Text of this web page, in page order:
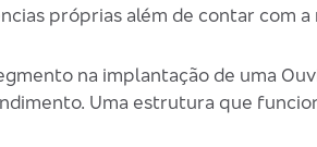
próprias além de contar com a
na implantação de uma
Uma estrutura que